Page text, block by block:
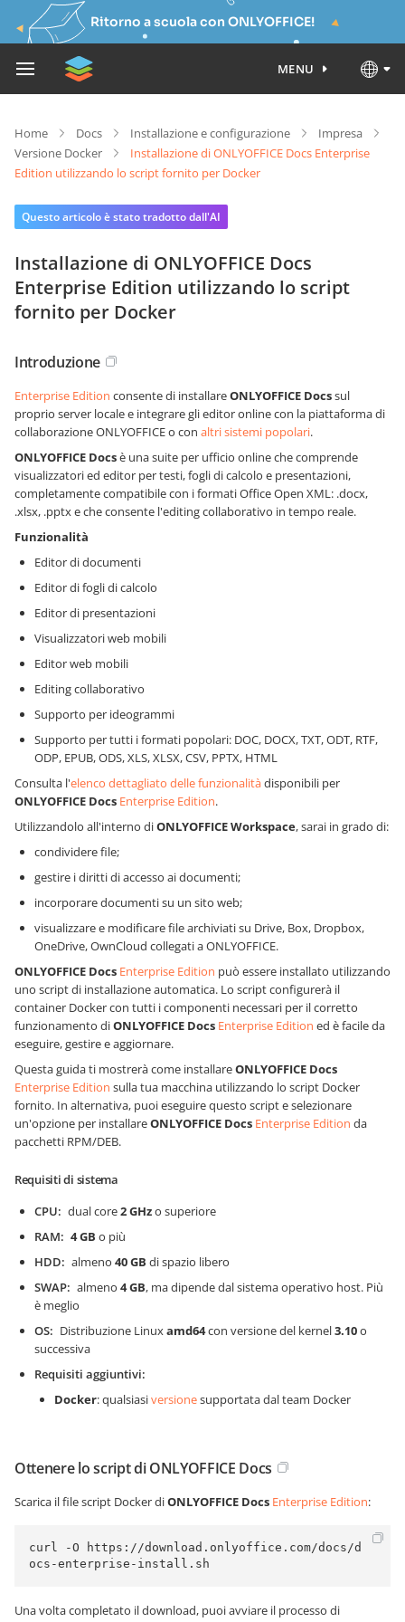
Ritorno a scuola con ONLYOFFICE!
MENU
Home Docs Installazione e configurazione
Impresa
Versione Docker
Installazione di ONLYOFFICE Docs Enterprise
Edition utilizzando lo script fornito per Docker
Questo articolo è stato tradotto dall'AI
Installazione di ONLYOFFICE Docs
Enterprise Edition utilizzando lo script
fornito per Docker
Introduzione
Enterprise Edition consente di installareONLYOFFICE Docssul
proprio server locale e integrare gli editor online con la piattaforma di
collaborazione ONLYOFFICE o con altri sistemi popolari.
ONLYOFFICE Docsè una suite per ufficio online che comprende
visualizzatori ed editor per testi, fogli di calcolo e presentazioni,
completamente compatibile con i formati Office Open XML: .docx,
.xlsx, .pptx e che consente l'editing collaborativo in tempo reale.
Funzionalità
Editor di documenti
Editor di fogli di calcolo
Editor di presentazioni
Visualizzatori web mobili
Editor web mobili
Editing collaborativo
Supporto per ideogrammi
Supporto per tutti i formati popolari: DOC, DOCX, TXT, ODT, RTF,
ODP, EPUB, ODS, XLS, XLSX, CSV, PPTX, HTML
Consulta l'elenco dettagliato delle funzionalitàdisponibili per
ONLYOFFICE Docs Enterprise Edition.
Utilizzandolo all'interno diONLYOFFICE Workspace, sarai in grado di:
condividere file;
gestire i diritti di accesso ai documenti;
incorporare documenti su un sito web;
visualizzare e modificare file archiviati su Drive, Box, Dropbox,
OneDrive, OwnCloud collegati a ONLYOFFICE.
ONLYOFFICE Docs Enterprise Edition può essere installato utilizzando
uno script di installazione automatica. Lo script configurerà il
container Docker con tutti i componenti necessari per il corretto
funzionamento diONLYOFFICE Docs Enterprise Edition ed è facile da
eseguire, gestire e aggiornare.
Questa guida ti mostrerà come installareONLYOFFICE Docs
Enterprise Edition sulla tua macchina utilizzando lo script Docker
fornito. In alternativa, puoi eseguire questo script e selezionare
un'opzione per installareONLYOFFICE Docs Enterprise Edition da
pacchetti RPM/DEB.
Requisiti di sistema
CPU
dual core2 GHzo superiore
RAM
4 GB o più
HDD
almeno 40 GB di spazio libero
SWAP
almeno 4 GB, ma dipende dal sistema operativo host. Più
è meglio
OS
Distribuzione Linuxamd64con versione del kernel3.10o
successiva
Requisiti aggiuntivi
Docker: qualsiasiversionesupportata dal team Docker
Ottenere lo script di ONLYOFFICE Docs
Scarica il file script Docker diONLYOFFICE Docs Enterprise Edition:
curl -O https://download.onlyoffice.com/docs/d
ocs-enterprise-install.sh
Una volta completato il download, puoi avviare il processo di